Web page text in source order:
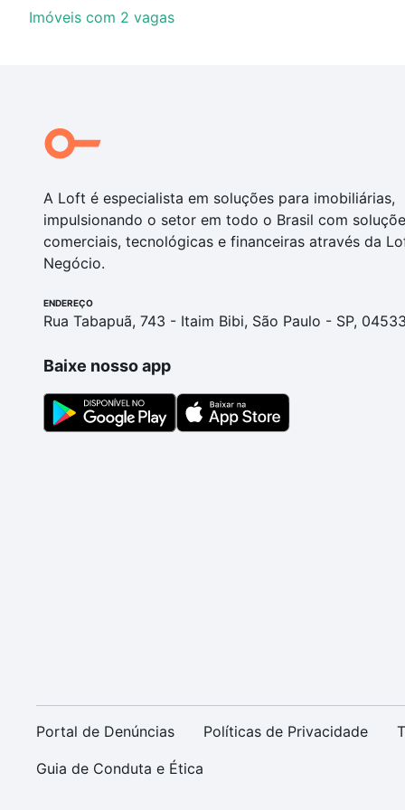
Imóveis com 2 vagas
A Loft é especialista em soluções para imobiliárias,
impulsionando o setor em todo o Brasil com
comerciais, tecnológicas e financeiras através da
Negócio.
ENDEREÇO
Rua Tabapuã, 743 - Itaim Bibi, São Paulo - SP,
Baixe nosso app
Portal de Denúncias Políticas de Privacidade
Guia de Conduta e Ética